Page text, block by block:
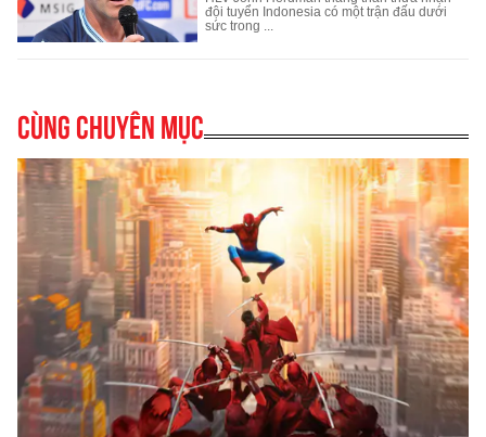
Cùng chuyên mục